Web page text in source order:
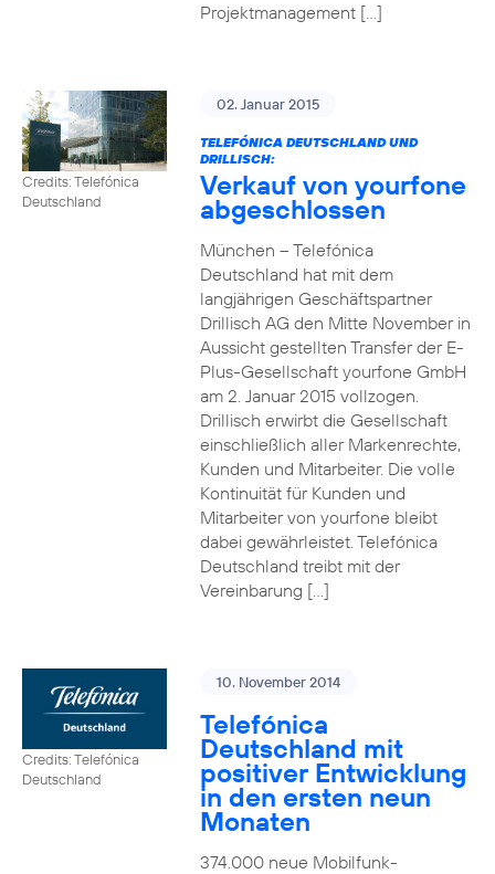
Projektmanagement […]
Credits: Telefónica
Deutschland
02. Januar 2015
TELEFÓNICA DEUTSCHLAND UND
DRILLISCH:
Verkauf von yourfone
abgeschlossen
München – Telefónica
Deutschland hat mit dem
langjährigen Geschäftspartner
Drillisch AG den Mitte November in
Aussicht gestellten Transfer der E-
Plus-Gesellschaft yourfone GmbH
am 2. Januar 2015 vollzogen.
Drillisch erwirbt die Gesellschaft
einschließlich aller Markenrechte,
Kunden und Mitarbeiter. Die volle
Kontinuität für Kunden und
Mitarbeiter von yourfone bleibt
dabei gewährleistet. Telefónica
Deutschland treibt mit der
Vereinbarung […]
Credits: Telefónica
Deutschland
10. November 2014
Telefónica
Deutschland mit
positiver Entwicklung
in den ersten neun
Monaten
374.000 neue Mobilfunk-